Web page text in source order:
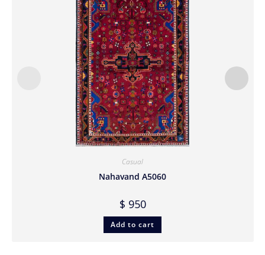
Casual
Nahavand A5060
$ 950
Add to cart